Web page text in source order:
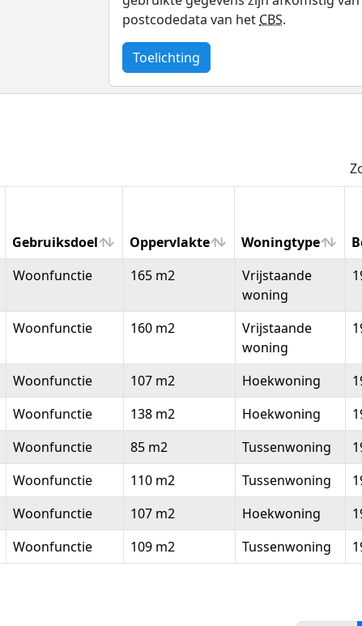
postcodedata van het CBS.
Toelichting
Gebruiksdoel Oppervlakte Woningtype
Gebruiksdoel Oppervlakte Woningtype
Woonfunctie 165 m2
Vrijstaande
woning
Woonfunctie 160 m2
Vrijstaande
woning
Woonfunctie 107 m2 Hoekwoning
Woonfunctie 138 m2 Hoekwoning
Woonfunctie 85 m2 Tussenwoning
Woonfunctie 110 m2 Tussenwoning
Woonfunctie 107 m2 Hoekwoning
Woonfunctie 109 m2 Tussenwoning